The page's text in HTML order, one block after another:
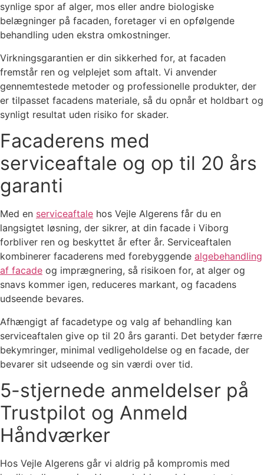
synlige spor af alger, mos eller andre biologiske
belægninger på facaden, foretager vi en opfølgende
behandling uden ekstra omkostninger.
Virkningsgarantien er din sikkerhed for, at facaden
fremstår ren og velplejet som aftalt. Vi anvender
gennemtestede metoder og professionelle produkter, der
er tilpasset facadens materiale, så du opnår et holdbart og
synligt resultat uden risiko for skader.
Facaderens med
serviceaftale og op til 20 års
garanti
Med en serviceaftale hos Vejle Algerens får du en
langsigtet løsning, der sikrer, at din facade i Viborg
forbliver ren og beskyttet år efter år. Serviceaftalen
kombinerer facaderens med forebyggende algebehandling
af facade og imprægnering, så risikoen for, at alger og
snavs kommer igen, reduceres markant, og facadens
udseende bevares.
Afhængigt af facadetype og valg af behandling kan
serviceaftalen give op til 20 års garanti. Det betyder færre
bekymringer, minimal vedligeholdelse og en facade, der
bevarer sit udseende og sin værdi over tid.
5-stjernede anmeldelser på
Trustpilot og Anmeld
Håndværker
Hos Vejle Algerens går vi aldrig på kompromis med